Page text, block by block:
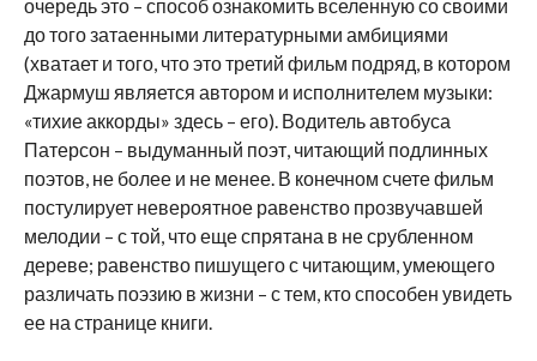
очередь это – способ ознакомить вселенную со своими
до того затаенными литературными амбициями
(хватает и того, что это третий фильм подряд, в котором
Джармуш является автором и исполнителем музыки:
«тихие аккорды» здесь – его). Водитель автобуса
Патерсон – выдуманный поэт, читающий подлинных
поэтов, не более и не менее. В конечном счете фильм
постулирует невероятное равенство прозвучавшей
мелодии – с той, что еще спрятана в не срубленном
дереве; равенство пишущего с читающим, умеющего
различать поэзию в жизни – с тем, кто способен увидеть
ее на странице книги.